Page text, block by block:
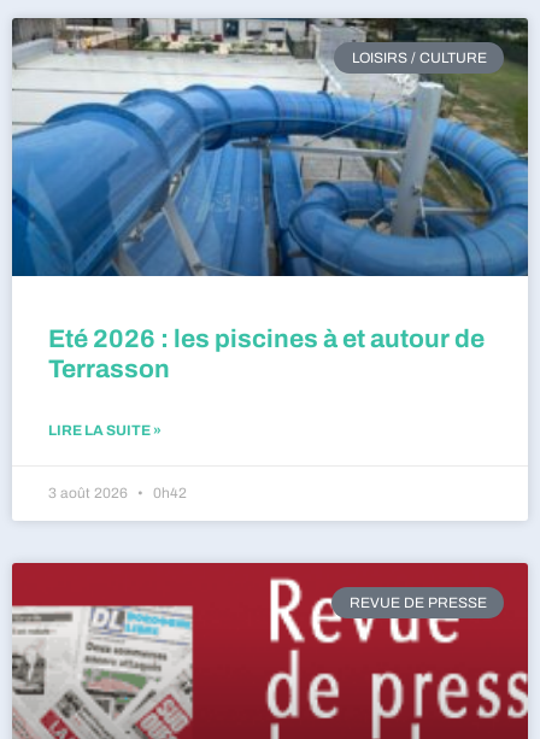
LOISIRS / CULTURE
Eté 2026 : les piscines à et autour de
Terrasson
LIRE LA SUITE »
3 août 2026 0h42
REVUE DE PRESSE